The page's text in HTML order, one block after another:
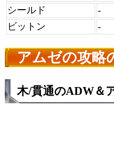
シールド
-
ビットン
-
アムゼの攻略
木/貫通のADW＆